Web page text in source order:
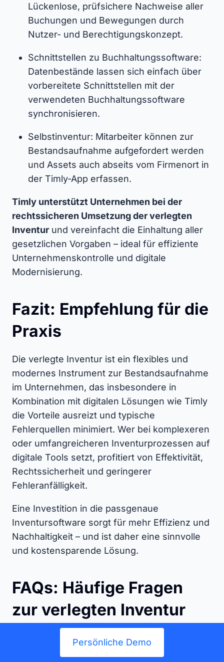
Lückenlose, prüfsichere Nachweise aller
Buchungen und Bewegungen durch
Nutzer- und Berechtigungskonzept.
Schnittstellen zu Buchhaltungssoftware:
Datenbestände lassen sich einfach über
vorbereitete Schnittstellen mit der
verwendeten Buchhaltungssoftware
synchronisieren.
Selbstinventur: Mitarbeiter können zur
Bestandsaufnahme aufgefordert werden
und Assets auch abseits vom Firmenort in
der Timly-App erfassen.
Timly unterstützt Unternehmen bei der
rechtssicheren Umsetzung der verlegten
Inventur und vereinfacht die Einhaltung aller
gesetzlichen Vorgaben – ideal für effiziente
Unternehmenskontrolle und digitale
Modernisierung.
Fazit: Empfehlung für die
Praxis
Die verlegte Inventur ist ein flexibles und
modernes Instrument zur Bestandsaufnahme
im Unternehmen, das insbesondere in
Kombination mit digitalen Lösungen wie Timly
die Vorteile ausreizt und typische
Fehlerquellen minimiert. Wer bei komplexeren
oder umfangreicheren Inventurprozessen auf
digitale Tools setzt, profitiert von Effektivität,
Rechtssicherheit und geringerer
Fehleranfälligkeit.
Eine Investition in die passgenaue
Inventursoftware sorgt für mehr Effizienz und
Nachhaltigkeit – und ist daher eine sinnvolle
und kostensparende Lösung.
FAQs: Häufige Fragen
zur verlegten Inventur
Was sind die Vorteile einer verlegten
Persönliche Demo